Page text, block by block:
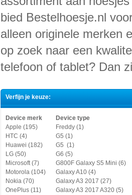
bied Bestelhoesje.nl
alleen originele merken
op zoek naar een
telefoon of tablet? Dan
Verfijn je keuze:
Device merk
Apple (195)
HTC (4)
Huawei (182)
LG (50)
Microsoft (7)
Motorola (104)
Nokia (70)
OnePlus (11)
Device type
Freddy (1)
G5 (1)
G5 (1)
G6 (5)
G800F Galaxy S5 Mini (6)
Galaxy A10 (4)
Galaxy A3 2017 (27)
Galaxy A3 2017 A320 (5)